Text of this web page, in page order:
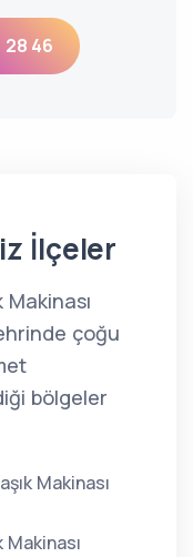
28 46
İlçeler
çoğu
bölgeler
Makinası
Makinası